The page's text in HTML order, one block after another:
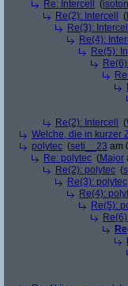
Re: Intercell
(
Re(2): Intercell
(
Re(3): Intercell
Re(4):
Re(5):
Re(2): Intercell
(
Welche, die in kurzer
polytec (seti__23 am
Re: polytec (Major
Re(2): polytec (
Re(3): polytec
Re(4):
Re(5):